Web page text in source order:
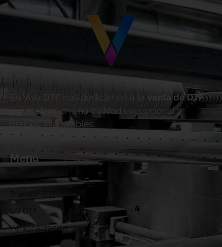
En Viva DTF nos dedicamos a la
venta de DTF
por metros
en una calidad excepcional y
precios inigualables.
Menú
UV DTF
Personalización